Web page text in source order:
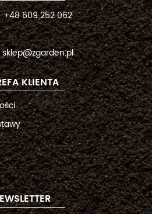
+48 609 252 062
sklep@zgarden.pl
KLIENTA